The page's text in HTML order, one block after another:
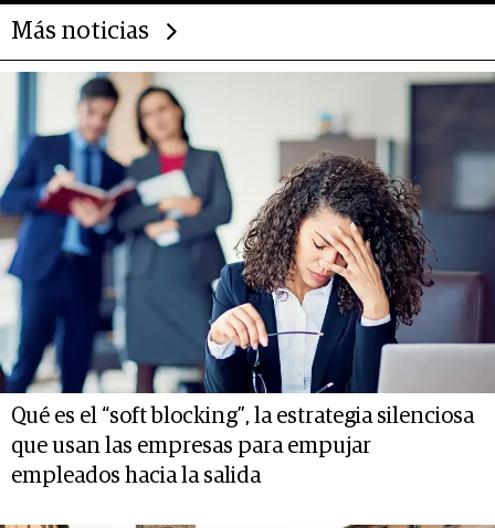
Más noticias
Qué es el “soft blocking”, la estrategia silenciosa
que usan las empresas para empujar
empleados hacia la salida